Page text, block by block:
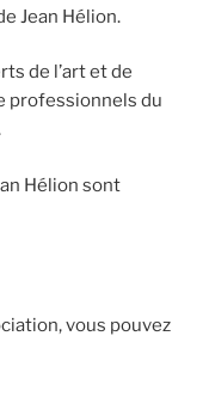
Jean Hélion.
de l’art et de
professionnels du
Hélion sont
vous pouvez